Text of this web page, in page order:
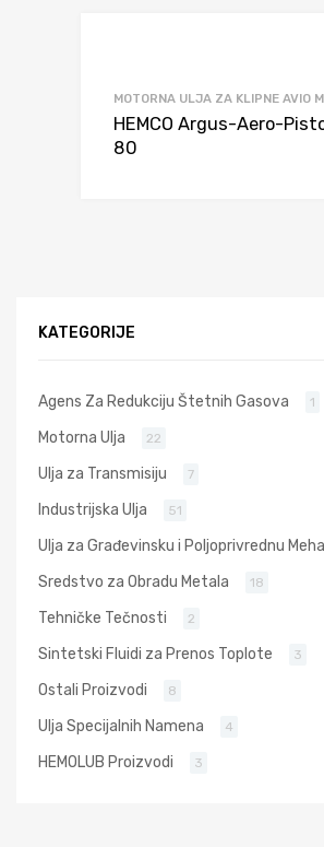
MOTORNA ULJA ZA KLIPNE AVIO
HEMCO Argus-Aero-
80
KATEGORIJE
Agens Za Redukciju Štetnih Gasova 1
Motorna Ulja 22
Ulja za Transmisiju 7
Industrijska Ulja 51
Ulja za Građevinsku i Poljoprivrednu
Sredstvo za Obradu Metala 18
Tehničke Tečnosti 2
Sintetski Fluidi za Prenos Toplote 3
Ostali Proizvodi 8
Ulja Specijalnih Namena 4
HEMOLUB Proizvodi 3